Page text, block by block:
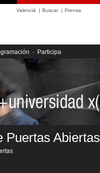
Valencià | Buscar| Prensa
· Participa
Puertas Abiertas